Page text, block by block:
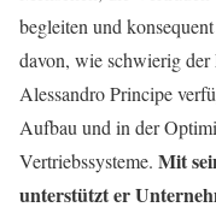
begleiten und
davon, wie schwierig
Alessandro Principe
Aufbau und in der
Vertriebssysteme. Mit
unterstützt er